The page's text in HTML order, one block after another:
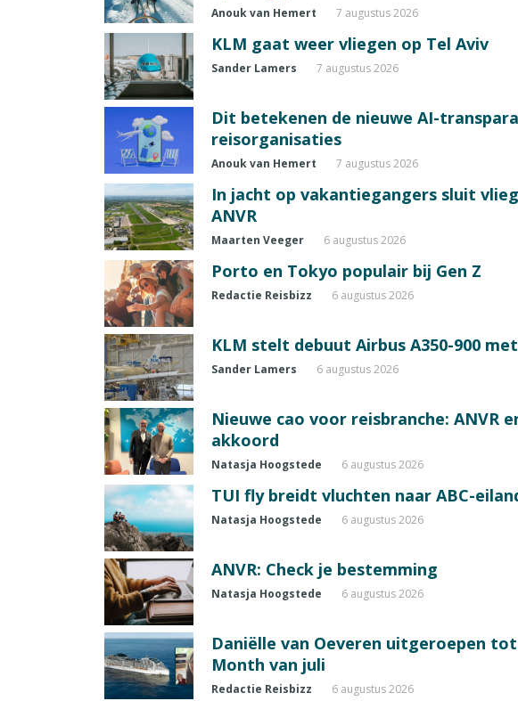
Anouk van Hemert 7 augustus 2026
KLM gaat weer vliegen op Tel Aviv
Sander Lamers 7 augustus 2026
Dit betekenen de nieuwe AI-
reisorganisaties
Anouk van Hemert 7 augustus 2026
In jacht op vakantiegangers sluit
ANVR
Maarten Veeger 6 augustus 2026
Porto en Tokyo populair bij Gen Z
Redactie Reisbizz 6 augustus 2026
KLM stelt debuut Airbus A350-900
Sander Lamers 6 augustus 2026
Nieuwe cao voor reisbranche: ANVR
akkoord
Natasja Hoogstede 6 augustus 2026
TUI fly breidt vluchten naar ABC-
Natasja Hoogstede 6 augustus 2026
ANVR: Check je bestemming
Natasja Hoogstede 6 augustus 2026
Daniëlle van Oeveren uitgeroepen
Month van juli
Redactie Reisbizz 6 augustus 2026